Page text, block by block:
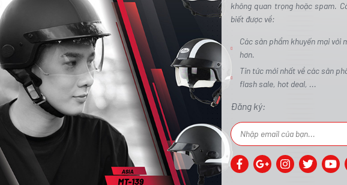
không quan trọng hoặc spam.
biết được về:
Các sản phẩm khuyến mại với
hơn.
Tin tức mới nhất về các sản
flash sale, hot deal, ...
Đăng ký:
Top mẫu mũ bảo hiểm đẹp thời trang được yêu
Trang chủ Tin tức / Top mẫu mũ bảo hiểm đẹp thời trang được yêu thích nhất
ĐƯỢC YÊU THÍCH NHẤT